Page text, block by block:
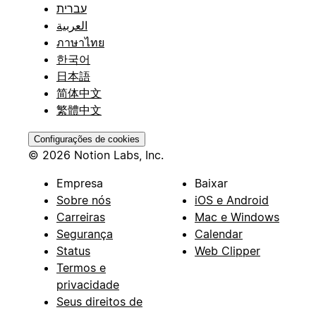
עברית
العربية
ภาษาไทย
한국어
日本語
简体中文
繁體中文
Configurações de cookies
© 2026 Notion Labs, Inc.
Empresa
Sobre nós
Carreiras
Segurança
Status
Termos e
privacidade
Seus direitos de
Baixar
iOS e Android
Mac e Windows
Calendar
Web Clipper